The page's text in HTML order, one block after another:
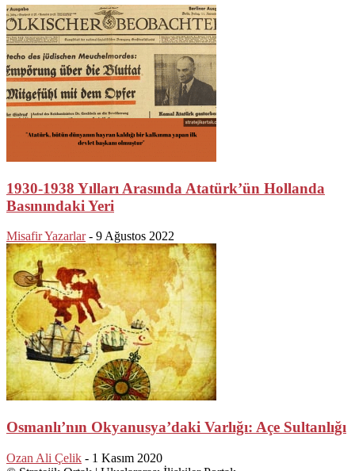
1930-1938 Yılları Arasında Atatürk’ün Hollanda
Basınındaki Yeri
Misafir Yazarlar - 9 Ağustos 2022
Osmanlı’nın Okyanusya’daki Varlığı: Açe Sultanlığı
Ozan Ali Çelik - 1 Kasım 2020